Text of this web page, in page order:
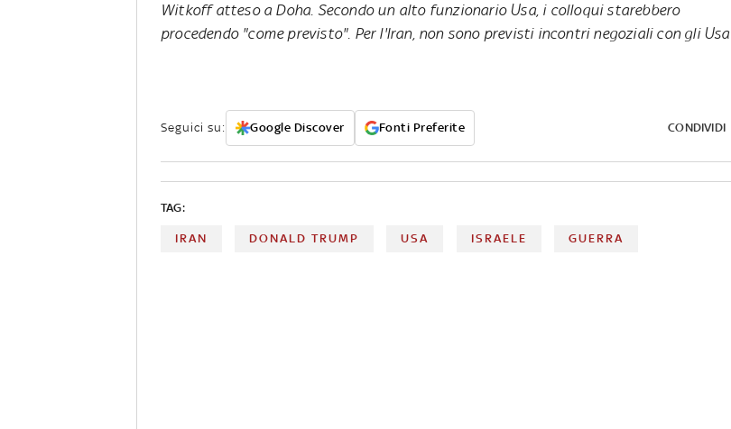
Witkoff atteso a Doha. Secondo un alto funzionario Usa, i colloqui starebbero
procedendo "come previsto". Per l'Iran, non sono previsti incontri negoziali con gli Usa
Seguici su: Google Discover Fonti Preferite CONDIVIDI
TAG:
IRAN DONALD TRUMP USA ISRAELE GUERRA